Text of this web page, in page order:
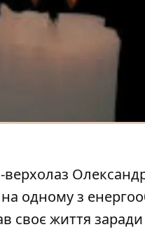
верхолаз
на одному з
своє життя